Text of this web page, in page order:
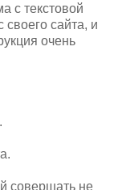
с текстовой
своего сайта, и
очень
совершать не